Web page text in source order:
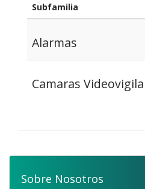
Subfamilia
Alarmas
Camaras
Sobre Nosotros